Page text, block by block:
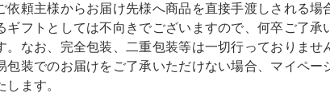
依頼主様からお届け先様へ商品を直接手渡しされる
ギフトとしては不向きでございますので、何卒ご了
。なお、完全包装、二重包装等は一切行っておりま
包装でのお届けをご了承いただけない場合、マイペ
します。